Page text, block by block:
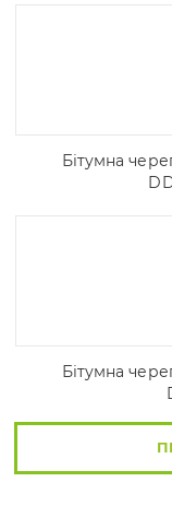
Бітумна
Бітумна